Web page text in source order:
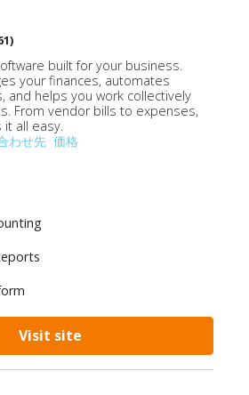
built for your business.
your finances, automates
and helps you work collectively
From vendor bills to expenses,
it all easy.
わせ先 価格
Visit site